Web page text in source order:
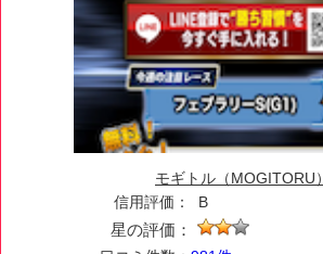
モギトル（MOGITORU）
信用評価：
B
星の評価：